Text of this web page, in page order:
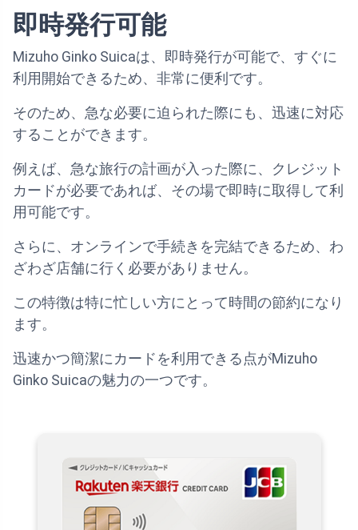
即時発行可能
Mizuho Ginko Suicaは、即時発行が可能で、すぐに
利用開始できるため、非常に便利です。
そのため、急な必要に迫られた際にも、迅速に対応
することができます。
例えば、急な旅行の計画が入った際に、クレジット
カードが必要であれば、その場で即時に取得して利
用可能です。
さらに、オンラインで手続きを完結できるため、わ
ざわざ店舗に行く必要がありません。
この特徴は特に忙しい方にとって時間の節約になり
ます。
迅速かつ簡潔にカードを利用できる点がMizuho
Ginko Suicaの魅力の一つです。